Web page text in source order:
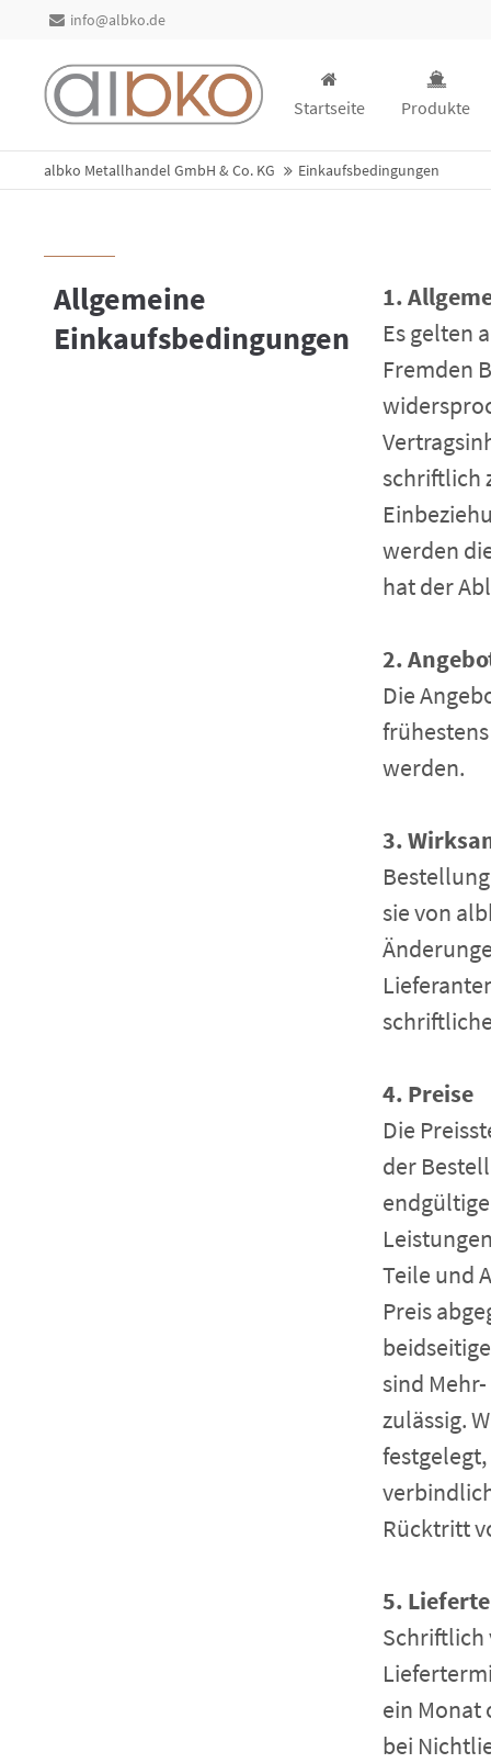
info@albko.de
Startseite Produkte
albko Metallhandel GmbH & Co. KG Einkaufsbedingungen
Allgemeine
Einkaufsbedingungen
1.
Es gelten
Fremden
schriftlich
werden
hat der
2.
Die
werden.
3.
sie von
4. Preise
Die
der
Teile und
Preis
sind
zulässig.
Rücktritt
5.
Schriftlich
ein Monat
bei